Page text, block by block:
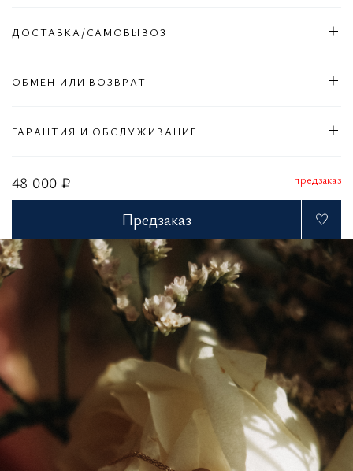
48 000 ₽ предзаказ
Предзаказ
ДОСТАВКА/САМОВЫВОЗ
ОБМЕН ИЛИ ВОЗВРАТ
ГАРАНТИЯ И ОБСЛУЖИВАНИЕ